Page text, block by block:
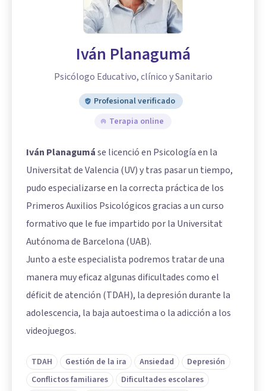
Iván Planagumá
Psicólogo Educativo, clínico y Sanitario
Profesional verificado
Terapia online
Iván Planagumáse licenció en Psicología en la
Universitat de Valencia (UV) y tras pasar un tiempo,
pudo especializarse en la correcta práctica de los
Primeros Auxilios Psicológicos gracias a un curso
formativo que le fue impartido por la Universitat
Autónoma de Barcelona (UAB).
Junto a este especialista podremos tratar de una
manera muy eficaz algunas dificultades como el
déficit de atención (TDAH), la depresión durante la
adolescencia, la baja autoestima o la adicción a los
videojuegos.
TDAH Gestión de la ira Ansiedad
Depresión
Conflictos familiares
Dificultades escolares